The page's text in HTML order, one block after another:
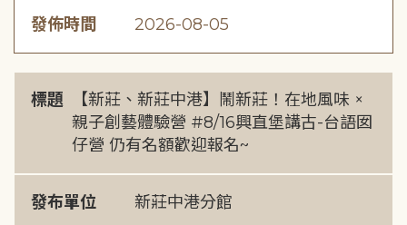
發佈時間 2026-08-05
標題
【新莊、新莊中港】鬧新莊！在地風味 ×
親子創藝體驗營 #8/16興直堡講古-台語囡
仔營 仍有名額歡迎報名~
發布單位 新莊中港分館